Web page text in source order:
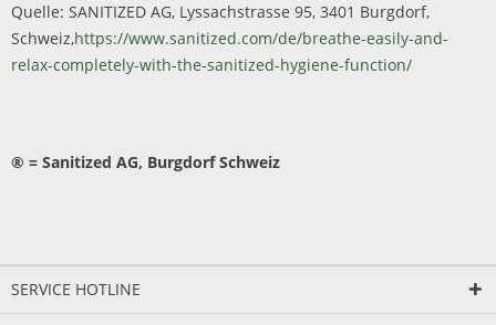
Quelle: SANITIZED AG, Lyssachstrasse 95, 3401 Burgdorf,
Schweiz,https://www.sanitized.com/de/breathe-easily-and-
relax-completely-with-the-sanitized-hygiene-function/
® = Sanitized AG, Burgdorf Schweiz
SERVICE HOTLINE